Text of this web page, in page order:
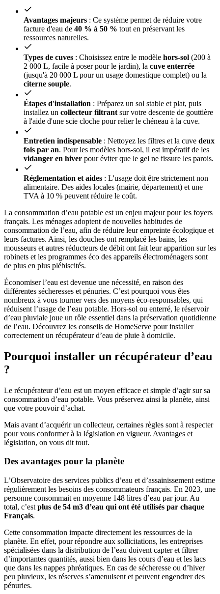
Avantages majeurs : Ce système permet de réduire votre
facture d'eau de 40 % à 50 % tout en préservant les
ressources naturelles.
Types de cuves : Choisissez entre le modèle hors-sol (200 à
2 000 L, facile à poser pour le jardin), la cuve enterrée
(jusqu'à 20 000 L pour un usage domestique complet) ou la
citerne souple.
Étapes d'installation : Préparez un sol stable et plat, puis
installez un collecteur filtrant sur votre descente de gouttière
à l'aide d'une scie cloche pour relier le chéneau à la cuve.
Entretien indispensable : Nettoyez les filtres et la cuve deux
fois par an. Pour les modèles hors-sol, il est impératif de les
vidanger en hiver pour éviter que le gel ne fissure les parois.
Réglementation et aides : L'usage doit être strictement non
alimentaire. Des aides locales (mairie, département) et une
TVA à 10 % peuvent réduire le coût.
La consommation d’eau potable est un enjeu majeur pour les foyers
français. Les ménages adoptent de nouvelles habitudes de
consommation de l’eau, afin de réduire leur empreinte écologique et
leurs factures. Ainsi, les douches ont remplacé les bains, les
mousseurs et autres réducteurs de débit ont fait leur apparition sur les
robinets et les programmes éco des appareils électroménagers sont
de plus en plus plébiscités.
Économiser l’eau est devenue une nécessité, en raison des
différentes sécheresses et pénuries. C’est pourquoi vous êtes
nombreux à vous tourner vers des moyens éco-responsables, qui
réduisent l’usage de l’eau potable. Hors-sol ou enterré, le réservoir
d’eau pluviale joue un rôle essentiel dans la préservation quotidienne
de l’eau. Découvrez les conseils de HomeServe pour installer
correctement un récupérateur d’eau de pluie à domicile.
Pourquoi installer un récupérateur d’eau
?
Le récupérateur d’eau est un moyen efficace et simple d’agir sur sa
consommation d’eau potable. Vous préservez ainsi la planète, ainsi
que votre pouvoir d’achat.
Mais avant d’acquérir un collecteur, certaines règles sont à respecter
pour vous conformer à la législation en vigueur. Avantages et
législation, on vous dit tout.
Des avantages pour la planète
L’Observatoire des services publics d’eau et d’assainissement estime
régulièrement les besoins des consommateurs français. En 2023, une
personne consommait en moyenne 148 litres d’eau par jour. Au
total, c’est plus de 54 m3 d’eau qui ont été utilisés par chaque
Français.
Cette consommation impacte directement les ressources de la
planète. En effet, pour répondre aux sollicitations, les entreprises
spécialisées dans la distribution de l’eau doivent capter et filtrer
d’importantes quantités, aussi bien dans les cours d’eau et les lacs
que dans les nappes phréatiques. En cas de sécheresse ou d’hiver
peu pluvieux, les réserves s’amenuisent et peuvent engendrer des
pénuries.